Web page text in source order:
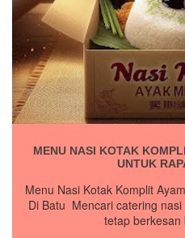
MENU NASI KOTAK
UNTUK
Menu Nasi Kotak Komplit
Di Batu Mencari catering
tetap berkesan